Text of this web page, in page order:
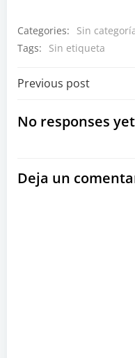
Categories:
Sin
Tags:
Sin etiqueta
por
entradas
Previous post
No responses yet
Deja un